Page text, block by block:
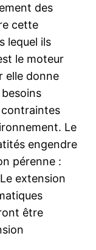
des
cette
lequel ils
le moteur
elle donne
besoins
Le
engendre
pérenne :
extension
être